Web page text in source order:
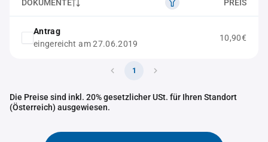
DOKUMENTE PREIS
Antrag
eingereicht am 27.06.2019
10,90€
1
Die Preise sind inkl. 20% gesetzlicher USt. für Ihren Standort
(Österreich) ausgewiesen.